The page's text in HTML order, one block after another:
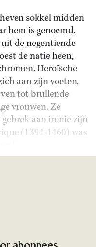
sokkel midden
hem is genoemd.
de negentiende
de natie heen,
Heroïsche
aan zijn voeten,
tot brullende
vrouwen. Ze
aan ironie zijn
(1394-1460) was